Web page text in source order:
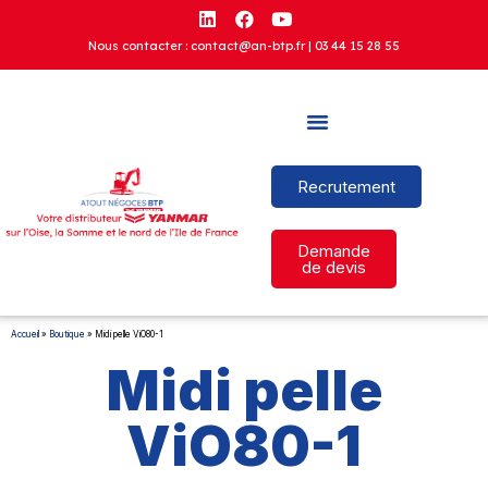
Nous contacter : contact@an-btp.fr | 03 44 15 28 55
Recrutement
Demande
de devis
Accueil » Boutique » Midi pelle ViO80-1
Midi pelle
ViO80-1